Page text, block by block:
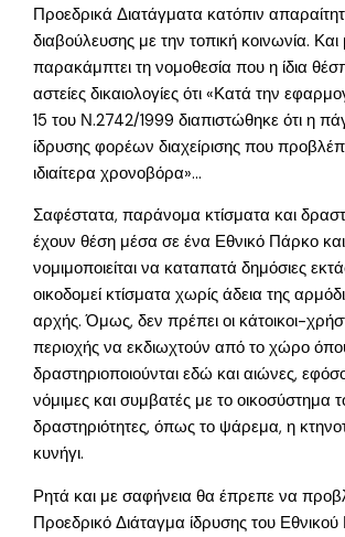
Προεδρικά Διατάγματα κατόπιν
διαβούλευσης με την τοπική κοινωνία. Και
παρακάμπτει τη νομοθεσία που η ίδια
αστείες δικαιολογίες ότι «Κατά την
15 του Ν.2742/1999 διαπιστώθηκε ότι η
ίδρυσης φορέων διαχείρισης που
ιδιαίτερα χρονοβόρα»…
Σαφέστατα, παράνομα κτίσματα και
έχουν θέση μέσα σε ένα Εθνικό Πάρκο και
νομιμοποιείται να καταπατά δημόσιες
οικοδομεί κτίσματα χωρίς άδεια της
αρχής. Όμως, δεν πρέπει οι κάτοικοι-
περιοχής να εκδιωχτούν από το χώρο
δραστηριοποιούνται εδώ και αιώνες,
νόμιμες και συμβατές με το οικοσύστημα
δραστηριότητες, όπως το ψάρεμα, η
κυνήγι.
Ρητά και με σαφήνεια θα έπρεπε να
Προεδρικό Διάταγμα ίδρυσης του